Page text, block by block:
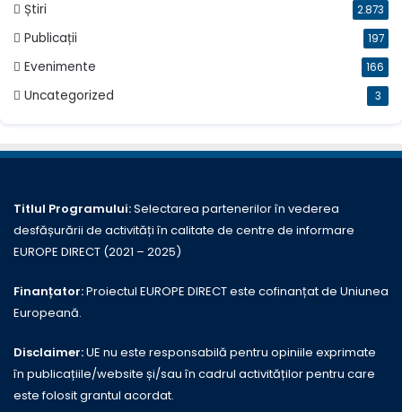
Știri 2.873
Publicații 197
Evenimente 166
Uncategorized 3
Titlul Programului:Selectarea partenerilor în vederea
desfășurării de activități în calitate de centre de informare
EUROPE DIRECT (2021 – 2025)
Finanțator:Proiectul EUROPE DIRECT este cofinanțat de Uniunea
Europeană.
Disclaimer:UE nu este responsabilă pentru opiniile exprimate
în publicațiile/website și/sau în cadrul activităților pentru care
este folosit grantul acordat.